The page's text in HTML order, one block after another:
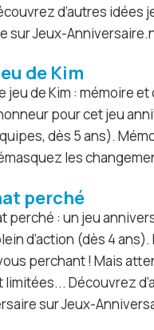
d’autres idées
sur Jeux-
Jeu de Kim
jeu de Kim : mémoire
pour cet jeu
dès 5 ans).
les
perché
perché : un jeu
d’action (dès 4
perchant ! Mais
limitées... Découvrez
sur Jeux-